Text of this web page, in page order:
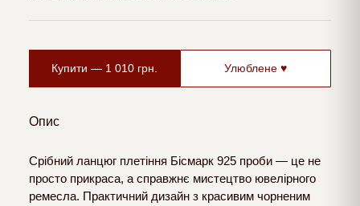
Купити — 1 010 грн. Улюблене ♥
Опис
Срібний ланцюг плетіння Бісмарк 925 проби — це не
просто прикраса, а справжнє мистецтво ювелірного
ремесла. Практичний дизайн з красивим чорненим